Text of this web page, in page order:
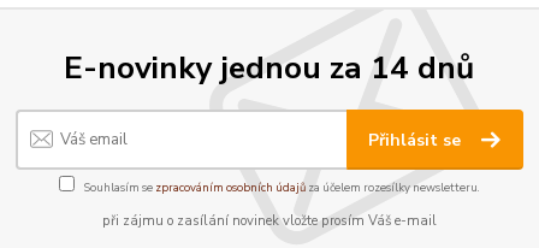
E-novinky jednou za 14 dnů
Přihlásit se
Souhlasím se zpracováním osobních údajů za účelem rozesílky newsletteru.
při zájmu o zasílání novinek vložte prosím Váš e-mail